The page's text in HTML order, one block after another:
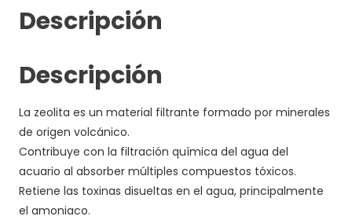
Descripción
Descripción
La zeolita es un material filtrante formado por minerales
de origen volcánico.
Contribuye con la filtración química del agua del
acuario al absorber múltiples compuestos tóxicos.
Retiene las toxinas disueltas en el agua, principalmente
el amoniaco.